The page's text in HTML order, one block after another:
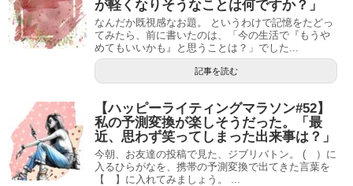
が軽くなりそうなことは何ですか？」
なんだか既視感なお題。 というわけで記憶をたどっ
てみたら、前に書いたのは、「今の生活で『もうや
めてもいいかも』と思うことは？」でした...
記事を読む
【ハッピーライティングマラソン#52】
私の予測変換が楽しそうだった。「最
近、思わず笑ってしまった出来事は？」
今朝、お友達の投稿で見た、ジブリバトン。 ( ）に
入るひらがなを、携帯の予測変換で出てきた言葉を
【 】に入れてみましょう。 ...